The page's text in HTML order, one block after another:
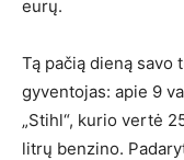
eurų.
Tą pačią dieną
gyventojas: apie 9
„Stihl“, kurio vertė
litrų benzino.